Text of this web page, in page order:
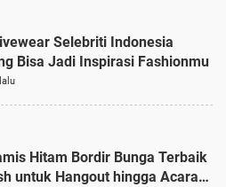
Selebriti Indonesia
Bisa Jadi Inspirasi Fashionmu
Hitam Bordir Bunga Terbaik
untuk Hangout hingga Acara